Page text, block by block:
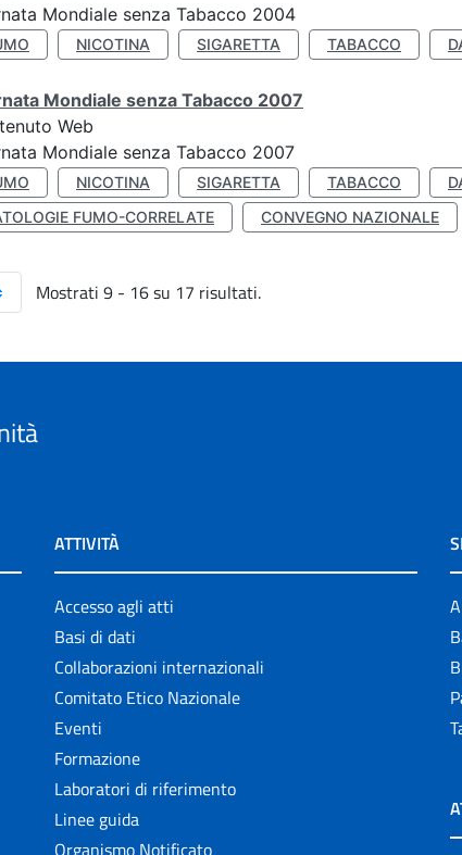
Mondiale senza Tabacco 2004
NICOTINA SIGARETTA TABACCO
Mondiale senza Tabacco 2007
Web
Mondiale senza Tabacco 2007
NICOTINA SIGARETTA TABACCO
FUMO-CORRELATE
CONVEGNO NAZIONALE
Mostrati 9 - 16 su 17 risultati.
ATTIVITÀ
Accesso agli atti
Basi di dati
Collaborazioni internazionali
Comitato Etico Nazionale
Eventi
Formazione
Laboratori di riferimento
Linee guida
Organismo Notificato